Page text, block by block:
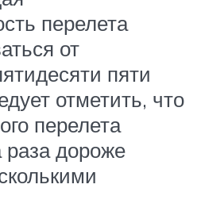
перелета
от
пяти
отметить, что
перелета
раза дороже